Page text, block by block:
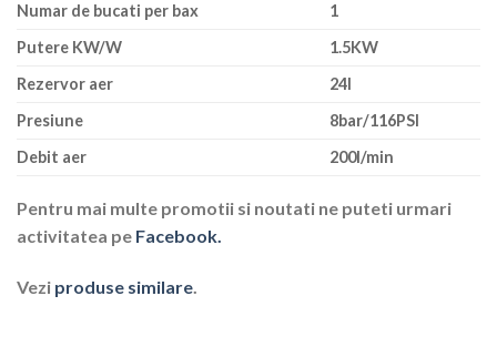
Numar de bucati per bax
1
Putere KW/W
1.5KW
Rezervor aer
24l
Presiune
8bar/116PSI
Debit aer
200l/min
Pentru mai multe promotii si noutati ne puteti urmari
activitatea pe Facebook.
Vezi produse similare.